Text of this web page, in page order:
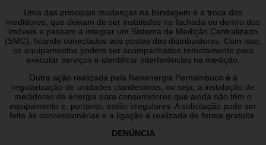
Uma das principais mudanças na blindagem é a troca dos
medidores, que deixam de ser instalados na fachada ou dentro dos
imóveis e passam a integrar um Sistema de Medição Centralizado
(SMC), ficando conectados aos postes das distribuidoras. Com isso,
os equipamentos podem ser acompanhados remotamente para
executar serviços e identificar interferências na medição.
Outra ação realizada pela Neoenergia Pernambuco é a
regularização de unidades clandestinas, ou seja, a instalação de
medidores de energia para consumidores que ainda não têm o
equipamento e, portanto, estão irregulares. A solicitação pode ser
feita às concessionárias e a ligação é realizada de forma gratuita.
DENÚNCIA